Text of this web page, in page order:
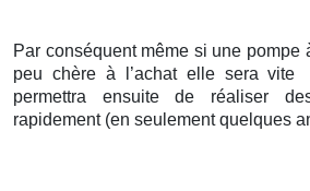
Par conséquent même si une pompe
peu chère à l’achat elle sera vite
permettra ensuite de réaliser
rapidement (en seulement quelques